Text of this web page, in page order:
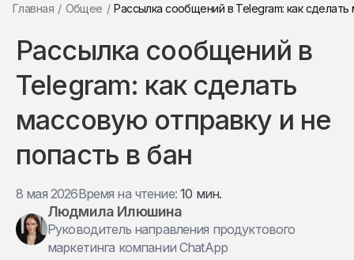
Главная / Общее / Рассылка сообщений в Telegram: как
Рассылка сообщений в
Telegram: как сделать
массовую отправку и не
попасть в бан
8 мая 2026Время на чтение:10 мин.
Людмила Илюшина
Руководитель направления продуктового
маркетинга компании ChatApp